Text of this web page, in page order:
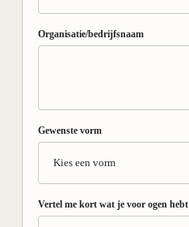
Organisatie/bedrijfsnaam
Gewenste vorm
Vertel me kort wat je voor ogen hebt